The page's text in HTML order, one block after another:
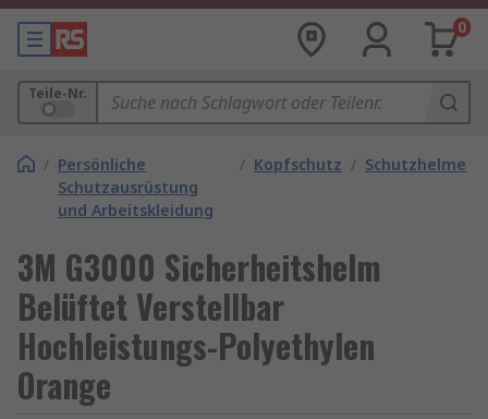
0
Teile-Nr.
/ Persönliche
Schutzausrüstung
und Arbeitskleidung
/ Kopfschutz / Schutzhelme
3M G3000 Sicherheitshelm
Belüftet Verstellbar
Hochleistungs-Polyethylen
Orange